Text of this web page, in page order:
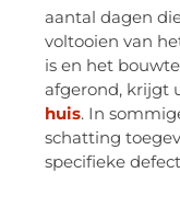
aantal dagen
voltooien van
is en het
afgerond, krijgt
huis. In
schatting
specifieke